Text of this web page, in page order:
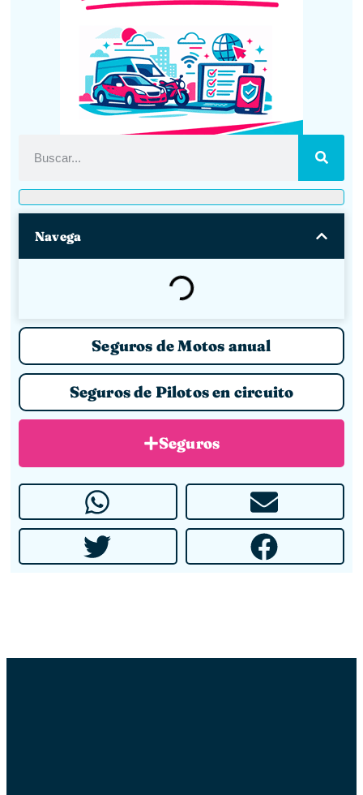
Navega
Seguros de Motos anual
Seguros de Pilotos en circuito
Seguros